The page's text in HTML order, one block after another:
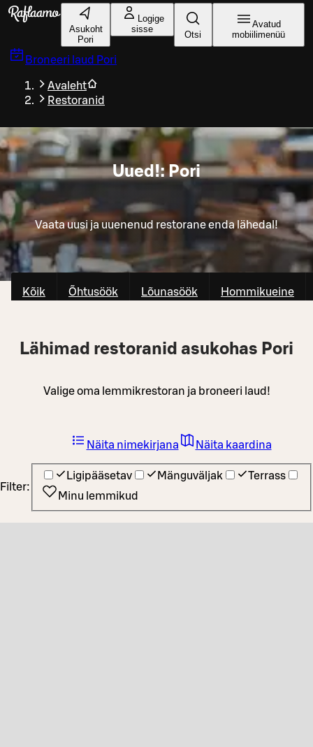
Liigu peamise sisu juurde
Asukoht
Pori
Logige
sisse
Otsi
Avatud
mobiilimenüü
Broneeri laud Pori
Avaleht
Restoranid
Uued!: Pori
Vaata uusi ja uuenenud restorane enda lähedal!
Kõik Õhtusöök Lõunasöök Hommikueine
Lähimad restoranid asukohas Pori
Valige oma lemmikrestoran ja broneeri laud!
Filter:
Ligipääsetav Mänguväljak
Terrass
Minu lemmikud
Näita nimekirjana Näita kaardina